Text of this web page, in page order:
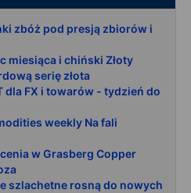
zbóż pod presją zbiorów i
miesiąca i chiński Złoty
serię złota
dla FX i towarów - tydzień do
weekly Na fali
w Grasberg Copper
szlachetne rosną do nowych